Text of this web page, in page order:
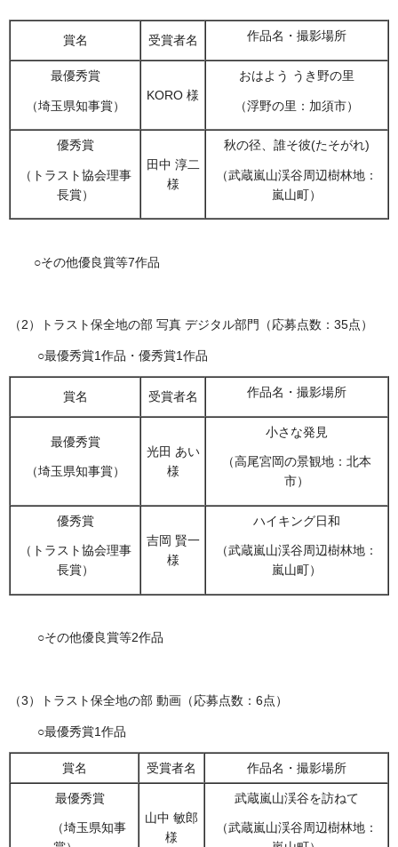
賞名 受賞者名 作品名・撮影場所
最優秀賞
（埼玉県知事賞）
KORO 様
おはよう うき野の里
（浮野の里：加須市）
優秀賞
（トラスト協会理事
長賞）
田中 淳二
様
秋の径、誰そ彼(たそがれ)
（武蔵嵐山渓谷周辺樹林地：
嵐山町）
○その他優良賞等7作品
（2）トラスト保全地の部 写真 デジタル部門（応募点数：35点）
○最優秀賞1作品・優秀賞1作品
賞名 受賞者名 作品名・撮影場所
最優秀賞
（埼玉県知事賞）
光田 あい
様
小さな発見
（高尾宮岡の景観地：北本
市）
優秀賞
（トラスト協会理事
長賞）
吉岡 賢一
様
ハイキング日和
（武蔵嵐山渓谷周辺樹林地：
嵐山町）
○その他優良賞等2作品
（3）トラスト保全地の部 動画（応募点数：6点）
○最優秀賞1作品
賞名 受賞者名 作品名・撮影場所
最優秀賞
（埼玉県知事
山中 敏郎
様
武蔵嵐山渓谷を訪ねて
（武蔵嵐山渓谷周辺樹林地：